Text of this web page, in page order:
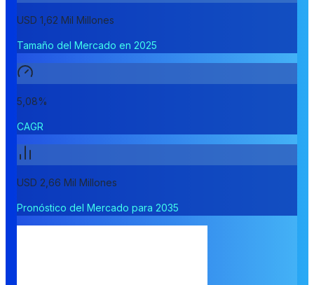
USD 1,62 Mil Millones
Tamaño del Mercado en 2025
5,08%
CAGR
USD 2,66 Mil Millones
Pronóstico del Mercado para 2035